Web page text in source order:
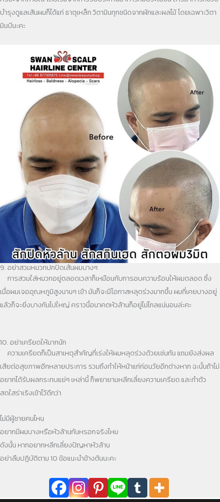
บำรุงดูแลเส้นผมก็ได้แก่ ธาตุเหล็ก วิตามินทุกชนิดจากผักและผลไม้ โดยเฉพาะวิตา
มินบีนะคะ
9. อย่าสวมหมวกปกปิดเส้นผมบางๆ
การสวมใส่หมวกอยู่ตลอดเวลาก็เหมือนกับการอบความร้อนให้ผมตลอด ซึ่ง
เมื่อผมเจออุณหภูมิสูงนานๆ เข้า มันก็จะมีโอกาสหลุดร่วงมากขึ้น ผมที่เคยบางอยู่
แล้วก็จะยิ่งบางกันไปใหญ่ คราวนี้อนาคตหัวล้านก็อยู่ไม่ไกลแน่นอนล่ะคะ
10. อย่าเครียดให้มากนัก
ความเครียดก็เป็นสาเหตุสำคัญที่เร่งให้ผมหลุดร่วงด้วยเช่นกัน แถมยังส่งผล
เสียต่อสุขภาพอีกหลายประการ รวมถึงทำให้หน้าแก่ก่อนวัยอีกต่างหาก ฉะนั้นถ้าไม่
อยากได้รับผลกระทบแย่ๆ เหล่านี้ ก็พยายามหลีกเลี่ยงความเครียด และทำตัว
สดใสร่าเริงเข้าไว้ดีกว่า
ไม่มีผู้ชายคนไหน
อยากมีผมบางหรือหัวล้านกันหรอกจริงไหม
ดังนั้น หากอยากหลีกเลี่ยงปัญหาหัวล้าน
อย่าลืมปฏิบัติตาม 10 ข้อแนะนำข้างต้นนะคะ